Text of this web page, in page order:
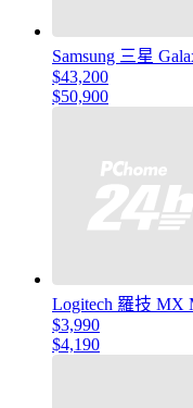
Samsung 三星
$43,200
$50,900
Logitech 羅技 MX
$3,990
$4,190